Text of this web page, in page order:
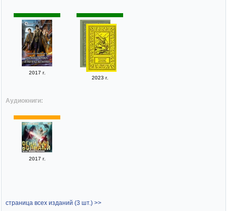
2017 г.
2023 г.
Аудиокниги:
2017 г.
страница всех изданий (3 шт.) >>